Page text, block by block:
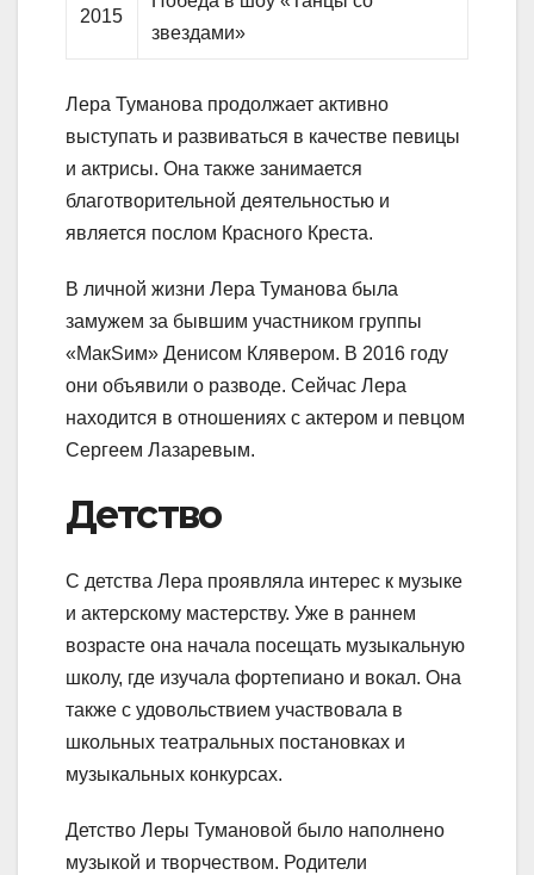
2015
звездами»
Лера Туманова продолжает активно
выступать и развиваться в качестве певицы
и актрисы. Она также занимается
благотворительной деятельностью и
является послом Красного Креста.
В личной жизни Лера Туманова была
замужем за бывшим участником группы
«МакSим» Денисом Клявером. В 2016 году
они объявили о разводе. Сейчас Лера
находится в отношениях с актером и певцом
Сергеем Лазаревым.
Детство
С детства Лера проявляла интерес к музыке
и актерскому мастерству. Уже в раннем
возрасте она начала посещать музыкальную
школу, где изучала фортепиано и вокал. Она
также с удовольствием участвовала в
школьных театральных постановках и
музыкальных конкурсах.
Детство Леры Тумановой было наполнено
музыкой и творчеством. Родители